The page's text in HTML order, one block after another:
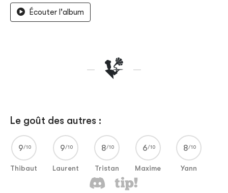
Écouter l'album
Le goût des autres :
9
Thibaut
9
Laurent
8
Tristan
6
Maxime
8
Yann